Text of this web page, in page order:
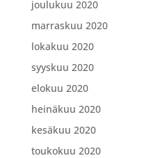
joulukuu 2020
marraskuu 2020
lokakuu 2020
syyskuu 2020
elokuu 2020
heinäkuu 2020
kesäkuu 2020
toukokuu 2020